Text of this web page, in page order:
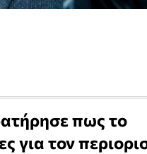
πως το
για τον